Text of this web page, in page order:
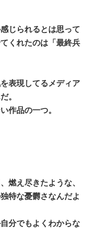
じられるとは思って
くれたのは「最終兵
表現してるメディア
。
作品の一つ。
燃え尽きたような、
特な憂欝さなんだよ
分でもよくわからな